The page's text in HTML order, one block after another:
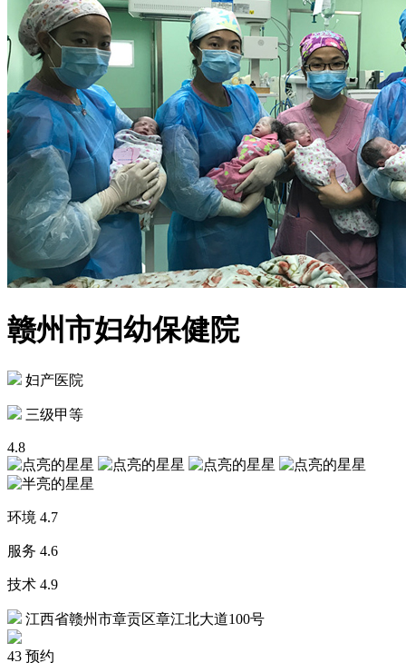
赣州市妇幼保健院
妇产医院
三级甲等
4.8
环境 4.7
服务 4.6
技术 4.9
江西省赣州市章贡区章江北大道100号
43 预约